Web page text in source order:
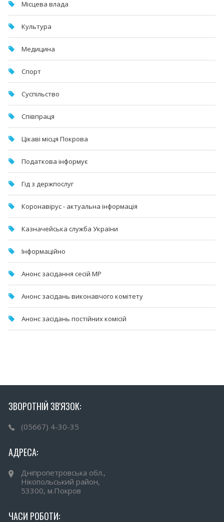
Місцева влада
Культура
Медицина
Спорт
Суспільство
Співпраця
Цікаві місця Покрова
Податкова інформує
Гід з держпослуг
Коронавірус - актуальна інформація
Казначейська служба України
Інформаційно
Анонс засідання сесій МР
Анонс засідань виконавчого комітету
Анонс засідань постійних комісій
ЗВОРОТНІЙ ЗВ'ЯЗОК:
(05667) 4-30-35
АДРЕСА:
Дніпропетровська обл.,
Нікопольський район,
53300, м.Покров
ЧАСИ РОБОТИ: